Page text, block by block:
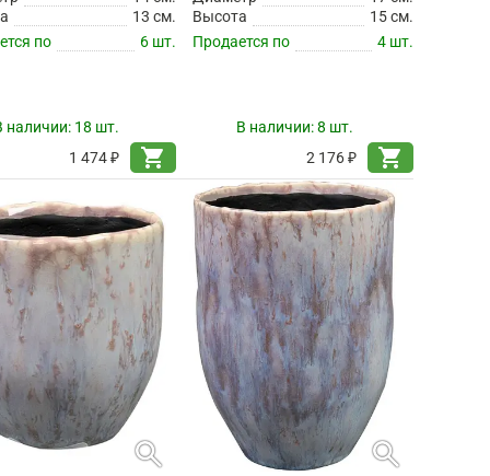
13 см.
по
6 шт.
наличии: 18 шт.
1 474 ₽
shopping_cart
Высота
15 см.
Продается по
4 шт.
В наличии:8 шт.
2 176 ₽
shopping_cart
search search